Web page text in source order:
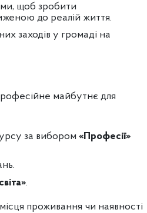
щоб зробити
до реалій життя.
заходів у громаді на
майбутнє для
за вибором «Професії»
.
проживання чи наявності